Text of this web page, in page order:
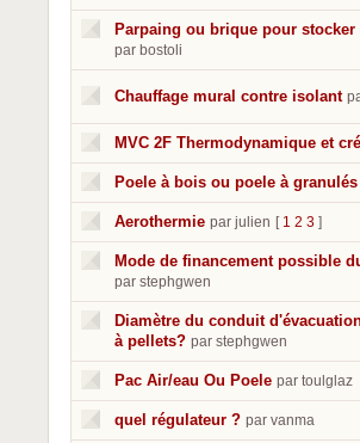
Parpaing ou brique pour
par bostoli
Chauffage mural contre isolant
MVC 2F Thermodynamique et
Poele à bois ou poele à granulés
Aerothermie par julien [ 1 2 3 ]
Mode de financement possible
par stephgwen
Diamètre du conduit
à pellets? par stephgwen
Pac Air/eau Ou Poele par toulglaz
quel régulateur ? par vanma